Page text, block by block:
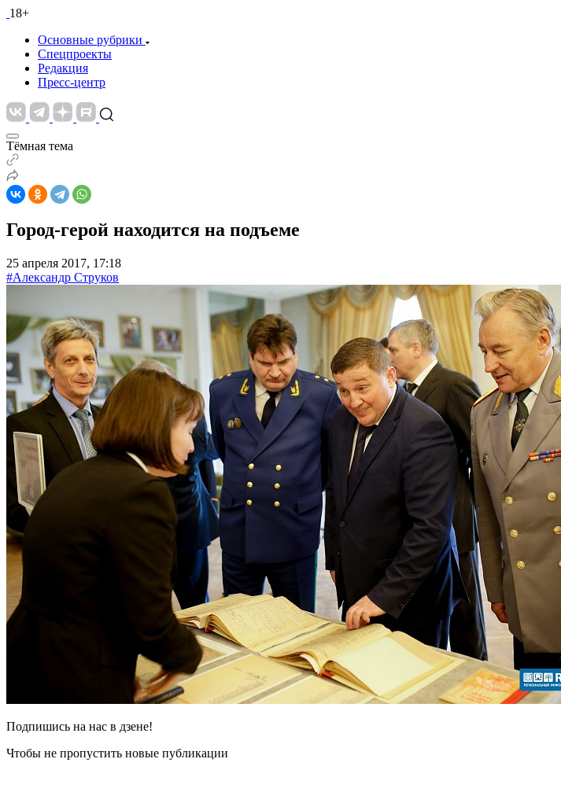
18+
Основные рубрики
Спецпроекты
Редакция
Пресс-центр
Тёмная тема
Город-герой находится на подъеме
25 апреля 2017, 17:18
#Александр Струков
Подпишись на нас в дзене!
Чтобы не пропустить новые публикации